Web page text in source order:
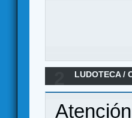
LUDOTECA/
(Erratas)